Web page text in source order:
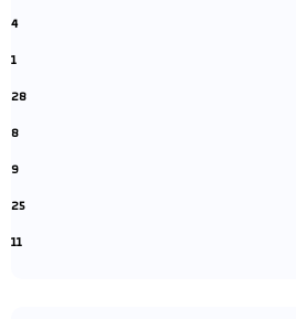
4
1
28
8
9
25
11